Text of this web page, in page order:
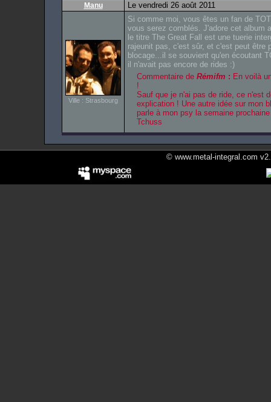
Manu Le vendredi 26 août 2011
Ville : Strasbourg
Si comme moi, vous êtes un fan de
vous serez comblés. J'adore cet album
le titre The Great Fall est une tuerie
rajeunit pas, c'est sûr, et c'est peut être
blocage...il se souvient qu'en écoutant
il n'avait pas encore de rides :)
Commentaire de Rémifm : En voilà
!
Sauf que je n'ai pas de ride, ce n'est
explication ! Une autre idée sur mon
parle à mon psy la semaine
Tchuss
© www.metal-integral.com